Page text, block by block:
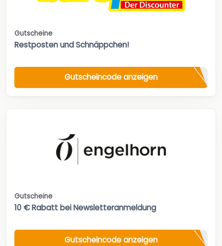
Gutscheine
Restposten und Schnäppchen!
Gutscheincode anzeigen
Gutscheine
10 € Rabatt bei Newsletteranmeldung
Gutscheincode anzeigen